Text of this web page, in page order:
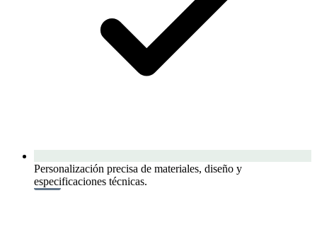
Personalización precisa de materiales, diseño y
especificaciones técnicas.